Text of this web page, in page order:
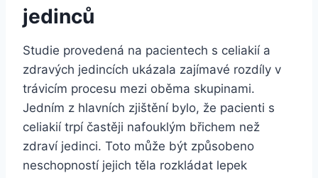
jedinců
Studie provedená na pacientech s celiakií a
zdravých jedincích ukázala zajímavé rozdíly v
trávicím procesu mezi oběma skupinami.
Jedním z hlavních zjištění bylo, že pacienti s
celiakií trpí častěji nafouklým břichem než
zdraví jedinci. Toto může být způsobeno
neschopností jejich těla rozkládat lepek